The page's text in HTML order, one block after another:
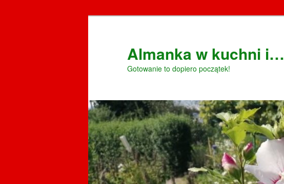
Almanka w kuchni i…
Gotowanie to dopiero początek!